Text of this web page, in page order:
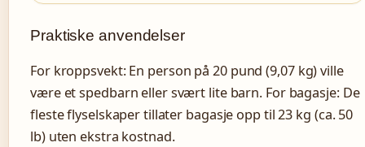
Praktiske anvendelser
For kroppsvekt: En person på 20 pund (9,07 kg) ville
være et spedbarn eller svært lite barn. For bagasje: De
fleste flyselskaper tillater bagasje opp til 23 kg (ca. 50
lb) uten ekstra kostnad.